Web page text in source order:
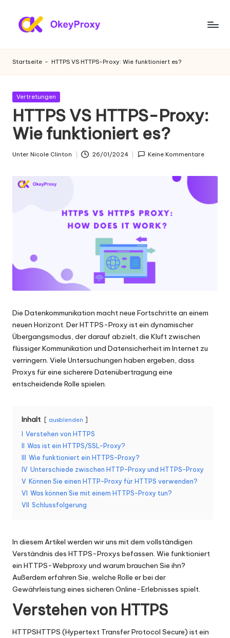
W
o
h
n
-
P
r
xi
ü
je
d
e
n
B
e
a
rf
K
o
st
nl
o
s
e
T
HTTP(S)/SOCKS5-
über
kostenlose
Web-
Proxys
zum
Proxy-
mehr.
Startseite - HTTPS VS HTTPS-Proxy: Wie funktioniert es?
Gepostet
Vertretungen
HTTPS VS HTTPS-Proxy:
Wie funktioniert es?
Unter Nicole Clinton 26/01/2024 Keine Kommentare
Die Datenkommunikation macht neue Fortschritte an einem
neuen Horizont. Der HTTPS-Proxy ist ein dynamischer
Übergangsmodus, der darauf abzielt, die Kluft zwischen
flüssiger Kommunikation und Datensicherheit im Internet zu
verringern. Viele Untersuchungen haben ergeben, dass
Proxys für eine sicherere Datenübertragung eine
entscheidende Rolle spielen.
Inhalt ausblenden
Verstehen von HTTPS
Was ist ein HTTPS/SSL-Proxy?
Wie funktioniert ein HTTPS-Proxy?
IV Unterschiede zwischen HTTP-Proxy und HTTPS-Proxy
V Können Sie einen HTTP-Proxy für HTTPS verwenden?
VI Was können Sie mit einem HTTPS-Proxy tun?
VII
Schlussfolgerung
In diesem Artikel werden wir uns mit dem vollständigen
Verständnis des HTTPS-Proxys befassen. Wie funktioniert
ein HTTPS-Webproxy und warum brauchen Sie ihn?
Außerdem erfahren Sie, welche Rolle er bei der
Gewährleistung eines sicheren Online-Erlebnisses spielt.
Verstehen von HTTPS
HTTPSHTTPS (Hypertext Transfer Protocol Secure) ist ein